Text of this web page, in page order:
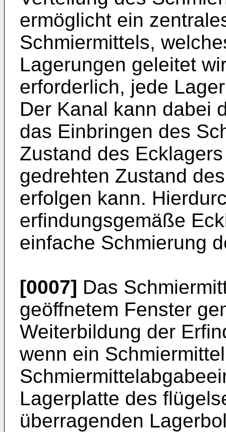
ermöglicht ein
Schmiermittels,
Lagerungen geleitet
erforderlich, jede
Der Kanal kann dabei
das Einbringen des
Zustand des
gedrehten Zustand
erfolgen kann.
erfindungsgemäße
einfache Schmierung
[0007] Das
geöffnetem Fenster
Weiterbildung der
wenn ein
Lagerplatte des
überragenden